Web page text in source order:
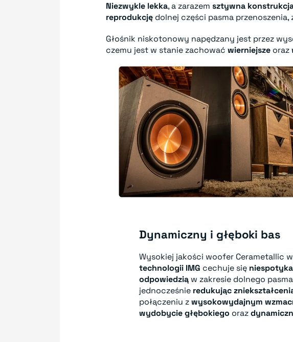
Niezwykle lekka, a zarazem sztywna
reprodukcję dolnej części pasma
Głośnik niskotonowy napędzany jest przez
czemu jest w stanie zachować wierniejsze oraz
Dynamiczny i głęboki bas
Wysokiej jakości woofer Cerametallic
technologii IMG cechuje się
odpowiedzią w zakresie dolnego
jednocześnie redukując
połączeniu zwysokowydajnym
wydobycie głębokiego oraz